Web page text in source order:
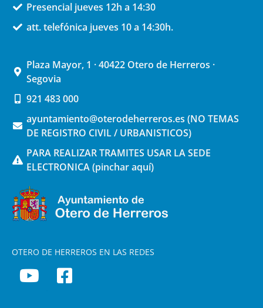
Presencial jueves 12h a 14:30
att. telefónica jueves 10 a 14:30h.
Plaza Mayor, 1 · 40422 Otero de Herreros ·
Segovia
921 483 000
ayuntamiento@oterodeherreros.es (NO TEMAS
DE REGISTRO CIVIL / URBANISTICOS)
PARA REALIZAR TRAMITES USAR LA SEDE
ELECTRONICA (pinchar aquí)
OTERO DE HERREROS EN LAS REDES